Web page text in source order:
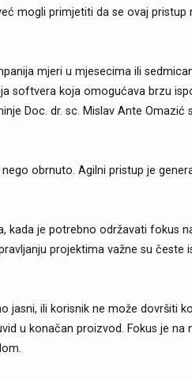
mogli primjetiti da se ovaj
mjeri u mjesecima ili
softvera koja omogućava brzu
Doc. dr. sc. Mislav Ante
obrnuto. Agilni pristup je
kada je potrebno održavati fokus
projektima važne su česte
jasni, ili korisnik ne može dovršiti
u konačan proizvod. Fokus je na